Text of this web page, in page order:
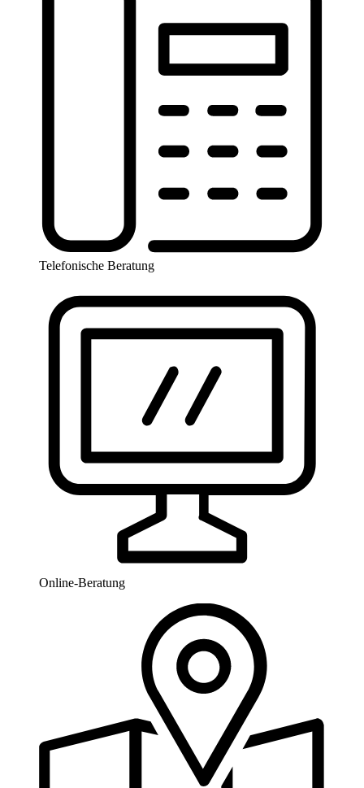
Telefonische Beratung
Online-Beratung